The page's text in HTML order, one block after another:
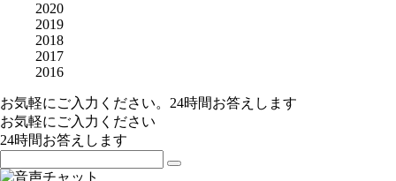
2020
2019
2018
2017
2016
お気軽にご入力ください。24時間お答えします
お気軽にご入力ください
24時間お答えします